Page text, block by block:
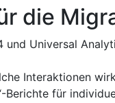
die
und Universal
Interaktionen
Berichte für